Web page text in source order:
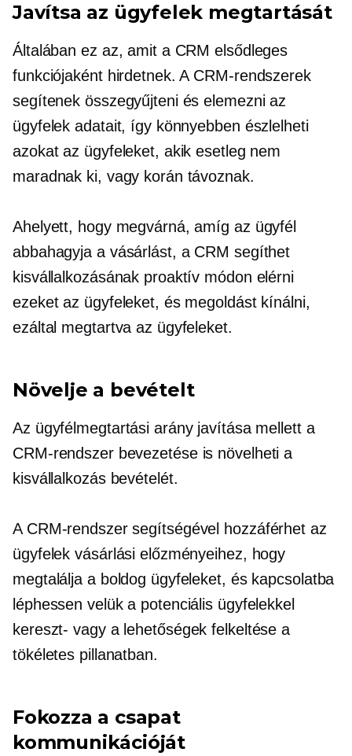
Javítsa az ügyfelek megtartását
Általában ez az, amit a CRM elsődleges
funkciójaként hirdetnek. A CRM-rendszerek
segítenek összegyűjteni és elemezni az
ügyfelek adatait, így könnyebben észlelheti
azokat az ügyfeleket, akik esetleg nem
maradnak ki, vagy korán távoznak.
Ahelyett, hogy megvárná, amíg az ügyfél
abbahagyja a vásárlást, a CRM segíthet
kisvállalkozásának proaktív módon elérni
ezeket az ügyfeleket, és megoldást kínálni,
ezáltal megtartva az ügyfeleket.
Növelje a bevételt
Az ügyfélmegtartási arány javítása mellett a
CRM-rendszer bevezetése is növelheti a
kisvállalkozás bevételét.
A CRM-rendszer segítségével hozzáférhet az
ügyfelek vásárlási előzményeihez, hogy
megtalálja a boldog ügyfeleket, és kapcsolatba
léphessen velük a potenciális ügyfelekkel
kereszt- vagy a lehetőségek felkeltése a
tökéletes pillanatban.
Fokozza a csapat
kommunikációját